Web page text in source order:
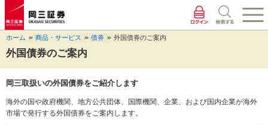
ジ
の
先
な
ま
す。
ジ
内
を
す
た
か
ら
ヘ
情
に
ジ
の
現
に
り
ホーム 商品・サービス 債券 外国債券のご案内
外国債券のご案内
か
ら
本
な
ま
す。
岡三取扱いの外国債券をご紹介します
海外の国や政府機関、地方公共団体、国際機関、企業、および国内企業が海外
市場で発行する外国債券をご案内します。
か
ら
フ
情
に
ジ
の
終
に
り
ペ
ー
ジ
部
戻